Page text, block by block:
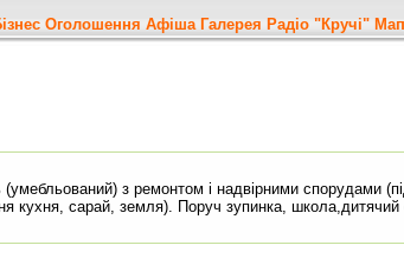
Оголошення Афіша Галерея Радіо "Кручі"
з ремонтом і надвірними спорудами
кухня, сарай, земля). Поруч зупинка,